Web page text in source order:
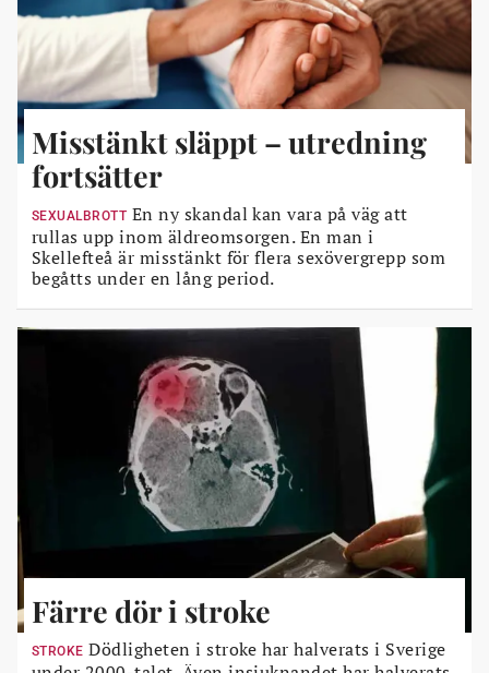
Misstänkt släppt – utredning
fortsätter
SEXUALBROTT En ny skandal kan vara på väg att
rullas upp inom äldreomsorgen. En man i
Skellefteå är misstänkt för flera sexövergrepp som
begåtts under en lång period.
Färre dör i stroke
STROKE Dödligheten i stroke har halverats i Sverige